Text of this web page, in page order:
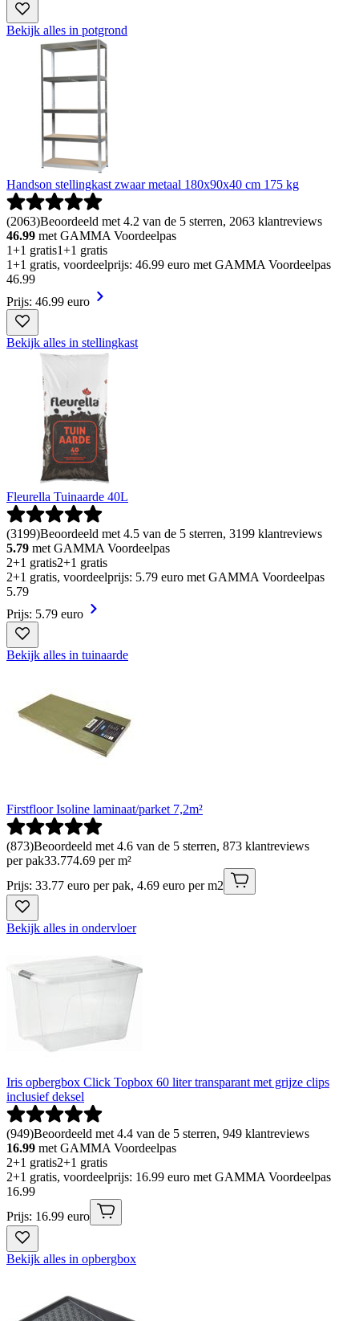
Bekijk alles in potgrond
Handson stellingkast zwaar metaal 180x90x40 cm 175 kg
(2063)Beoordeeld met 4.2 van de 5 sterren, 2063 klantreviews
46.99 met GAMMA Voordeelpas
1+1 gratis1+1 gratis
1+1 gratis, voordeelprijs: 46.99 euro met GAMMA Voordeelpas
46.99
Prijs: 46.99 euro
Bekijk alles in stellingkast
Fleurella Tuinaarde 40L
(3199)Beoordeeld met 4.5 van de 5 sterren, 3199 klantreviews
5.79 met GAMMA Voordeelpas
2+1 gratis2+1 gratis
2+1 gratis, voordeelprijs: 5.79 euro met GAMMA Voordeelpas
5.79
Prijs: 5.79 euro
Bekijk alles in tuinaarde
Firstfloor Isoline laminaat/parket 7,2m²
(873)Beoordeeld met 4.6 van de 5 sterren, 873 klantreviews
per pak33.774.69 per m²
Prijs: 33.77 euro per pak, 4.69 euro per m2
Bekijk alles in ondervloer
Iris opbergbox Click Topbox 60 liter transparant met grijze clips
inclusief deksel
(949)Beoordeeld met 4.4 van de 5 sterren, 949 klantreviews
16.99 met GAMMA Voordeelpas
2+1 gratis2+1 gratis
2+1 gratis, voordeelprijs: 16.99 euro met GAMMA Voordeelpas
16.99
Prijs: 16.99 euro
Bekijk alles in opbergbox